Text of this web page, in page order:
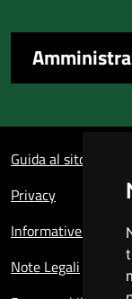
Guida al sito
Privacy
Informative sul
Note Legali